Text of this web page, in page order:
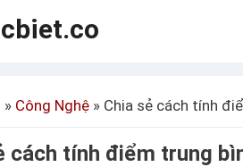
» Công Nghệ » Chia sẻ cách tính
cách tính điểm trung